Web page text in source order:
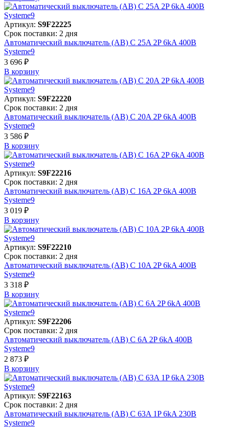
Артикул: S9F22225
Срок поставки: 2 дня
Автоматический выключатель (АВ) C 25A 2P 6kA 400В
Systeme9
3 696 ₽
В корзинy
Артикул: S9F22220
Срок поставки: 2 дня
Автоматический выключатель (АВ) C 20A 2P 6kA 400В
Systeme9
3 586 ₽
В корзинy
Артикул: S9F22216
Срок поставки: 2 дня
Автоматический выключатель (АВ) C 16A 2P 6kA 400В
Systeme9
3 019 ₽
В корзинy
Артикул: S9F22210
Срок поставки: 2 дня
Автоматический выключатель (АВ) C 10A 2P 6kA 400В
Systeme9
3 318 ₽
В корзинy
Артикул: S9F22206
Срок поставки: 2 дня
Автоматический выключатель (АВ) C 6A 2P 6kA 400В
Systeme9
2 873 ₽
В корзинy
Артикул: S9F22163
Срок поставки: 2 дня
Автоматический выключатель (АВ) C 63A 1P 6kA 230В
Systeme9